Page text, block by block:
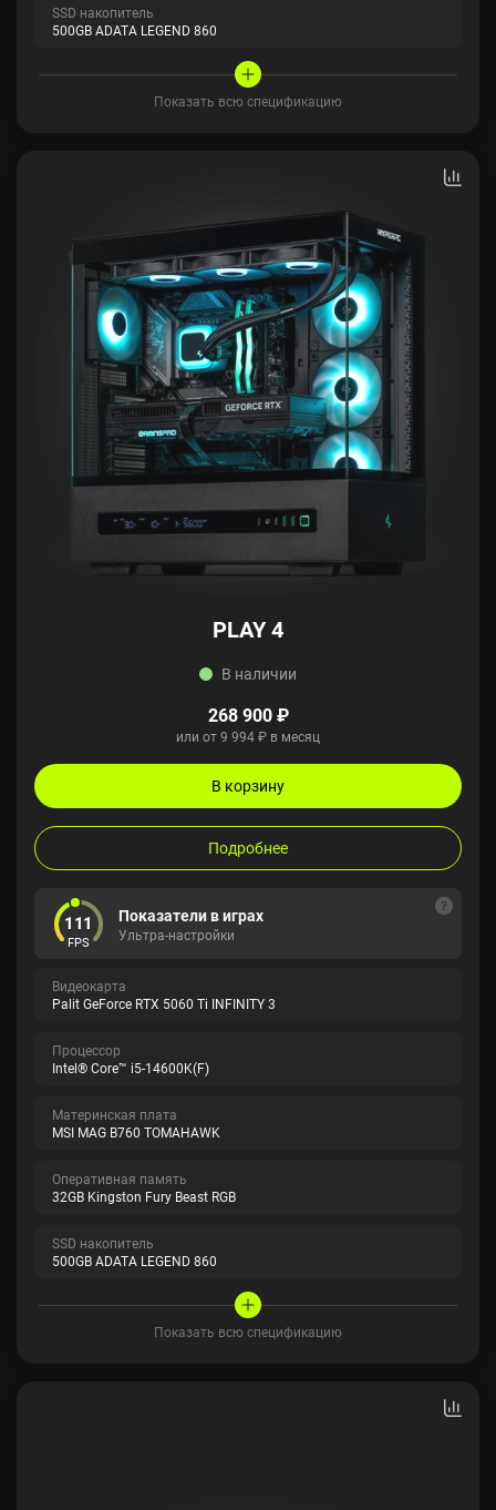
SSD накопитель
500GB ADATA LEGEND 860
Показать всю спецификацию
PLAY 4
В наличии
268 900 ₽
или от 9 994 ₽ в месяц
В корзину
Подробнее
111
FPS
Показатели в играх
Ультра-настройки
Видеокарта
Palit GeForce RTX 5060 Ti INFINITY 3
Процессор
Intel® Core™ i5-14600K(F)
Материнская плата
MSI MAG B760 TOMAHAWK
Оперативная память
32GB Kingston Fury Beast RGB
SSD накопитель
500GB ADATA LEGEND 860
Показать всю спецификацию